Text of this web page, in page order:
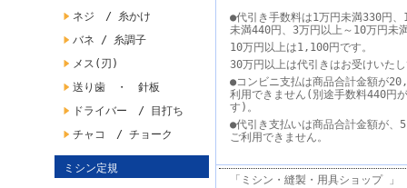
ネジ / 糸かけ
バネ / 糸調子
メス(刃)
送り歯 ・ 針板
ドライバー / 目打ち
チャコ / チョーク
ミシン定規
●代引き手数料は1万円未満330円
未満440円、3万円以上～10万円未
10万円以上は1,100円です。
30万円以上は代引きはお受けいた
●コンビニ支払は商品合計金額が
利用できません(別途手数料440円
す)。
●代引き支払いは商品合計金額が、
ご利用できません。
「ミシン・縫製・用具ショップ 」